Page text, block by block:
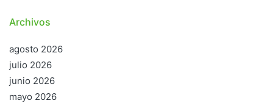
Archivos
agosto 2026
julio 2026
junio 2026
mayo 2026